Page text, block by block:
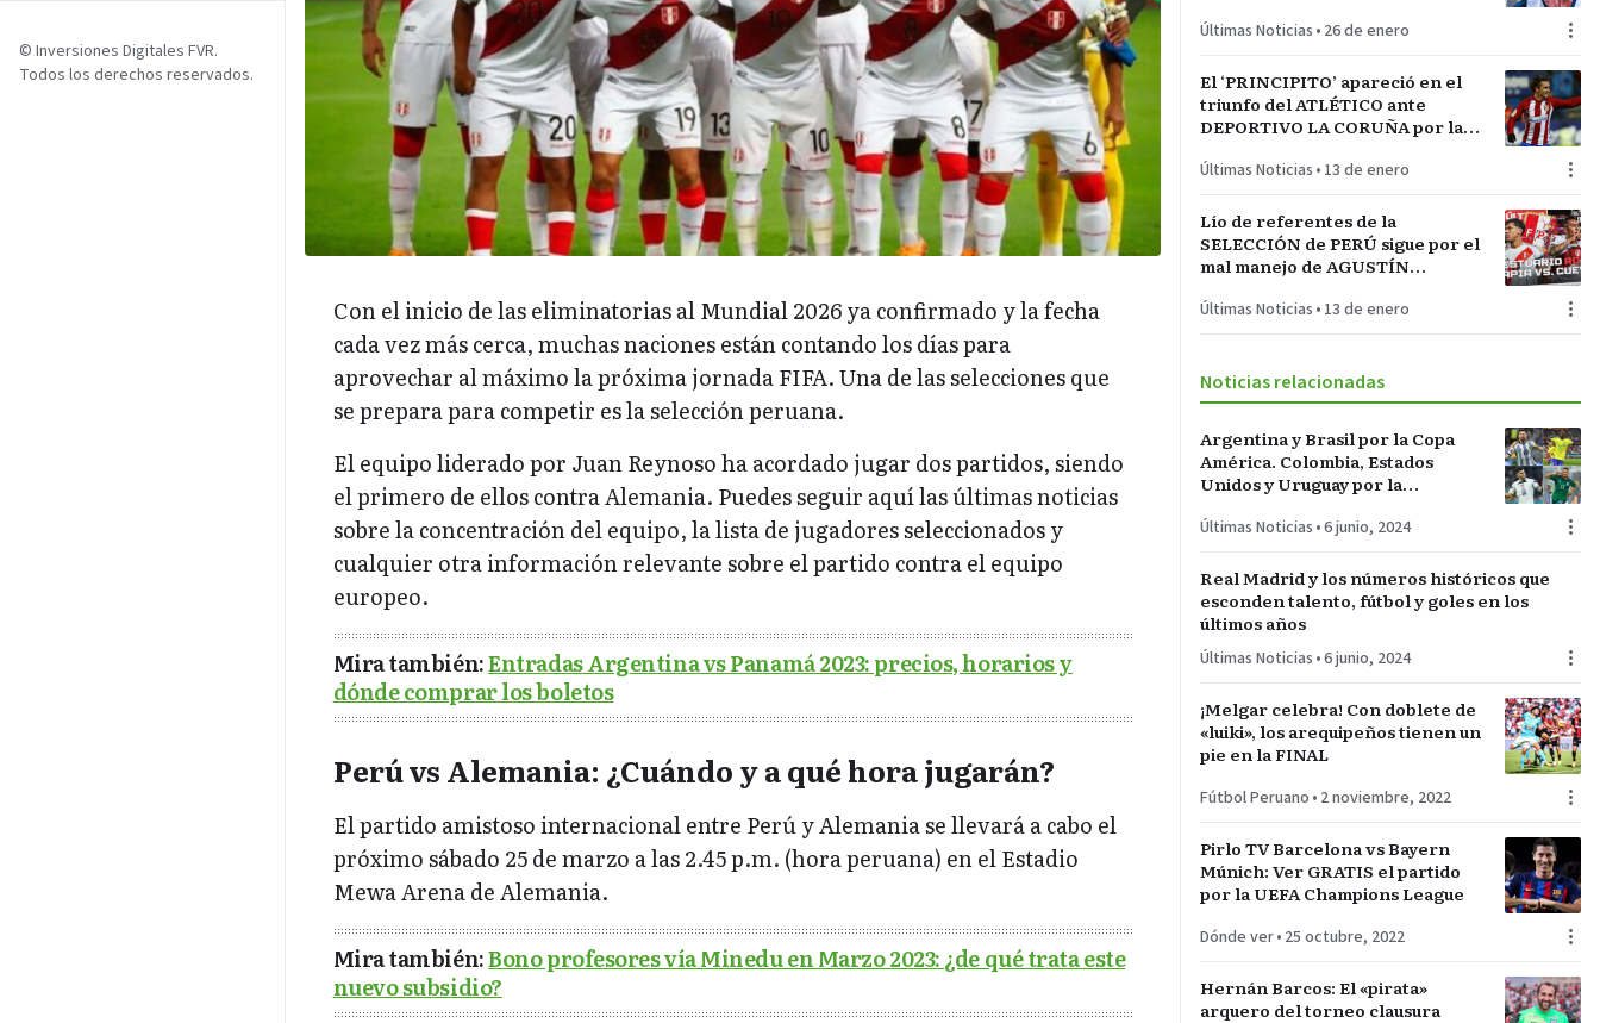
Con el inicio de las eliminatorias al Mundial 2026 ya confirmado y la fecha
cada vez más cerca, muchas naciones están contando los días para
aprovechar al máximo la próxima jornada FIFA. Una de las selecciones que
se prepara para competir es la selección peruana.
El equipo liderado por Juan Reynoso ha acordado jugar dos partidos, siendo
el primero de ellos contra Alemania. Puedes seguir aquí las últimas noticias
sobre la concentración del equipo, la lista de jugadores seleccionados y
cualquier otra información relevante sobre el partido contra el equipo
europeo.
Mira también:Entradas Argentina vs Panamá 2023: precios, horarios y
dónde comprar los boletos
Perú vs Alemania: ¿Cuándo y a qué hora jugarán?
El partido amistoso internacional entre Perú y Alemania se llevará a cabo el
próximo sábado 25 de marzo a las 2.45 p.m. (hora peruana) en el Estadio
Mewa Arena de Alemania.
Mira también:Bono profesores vía Minedu en Marzo 2023: ¿de qué trata este
nuevo subsidio?
MONTEVIDEO
Últimas Noticias • 26 de enero
El ‘PRINCIPITO’ apareció en el
triunfo del ATLÉTICO ante
DEPORTIVO LA CORUÑA por la
Últimas Noticias • 13 de enero
Lío de referentes de la
SELECCIÓN de PERÚ sigue por el
mal manejo de AGUSTÍN
FEDERACIÓN PERUANA de
Últimas Noticias • 13 de enero
Noticias relacionadas
Argentina y Brasil por la Copa
América. Colombia, Estados
Unidos y Uruguay por la
pelea…
Últimas Noticias •6 junio, 2024
Real Madrid y los números históricos que
esconden talento, fútbol y goles en los
últimos años
Últimas Noticias •6 junio, 2024
¡Melgar celebra! Con doblete de
«luiki», los arequipeños tienen un
pie en la FINAL
Fútbol Peruano • 2 noviembre, 2022
Pirlo TV Barcelona vs Bayern
Múnich: Ver GRATIS el partido
por la UEFA Champions League
Dónde ver• 25 octubre, 2022
Hernán Barcos: El «pirata»
arquero del torneo clausura
© Inversiones Digitales FVR.
Todos los derechos reservados.